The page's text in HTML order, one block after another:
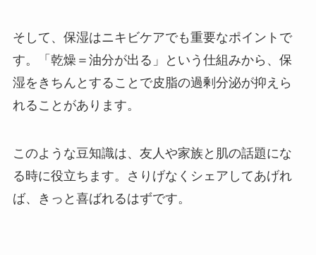
そして、保湿はニキビケアでも重要なポイントで
す。「乾燥＝油分が出る」という仕組みから、保
湿をきちんとすることで皮脂の過剰分泌が抑えら
れることがあります。
このような豆知識は、友人や家族と肌の話題にな
る時に役立ちます。さりげなくシェアしてあげれ
ば、きっと喜ばれるはずです。